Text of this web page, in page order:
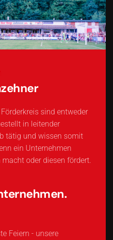
sind entweder
in leitender
tätig und wissen somit
ein Unternehmen
oder diesen fördert.
Feiern - unsere